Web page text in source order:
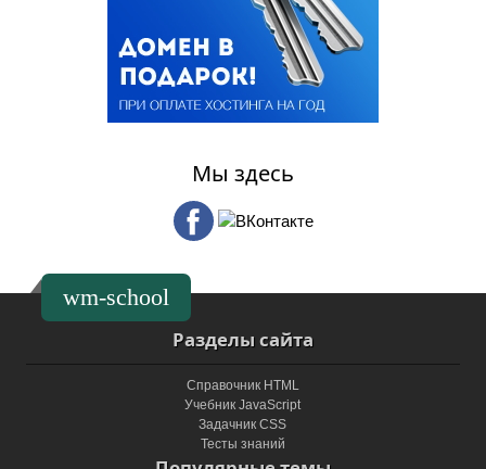
Мы здесь
wm-school
Разделы сайта
Справочник HTML
Учебник JavaScript
Задачник CSS
Тесты знаний